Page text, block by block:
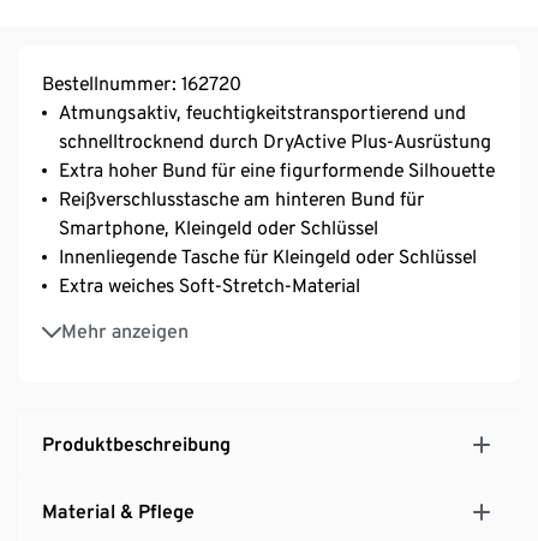
Bestellnummer: 162720
Atmungsaktiv, feuchtigkeitstransportierend und
schnelltrocknend durch DryActive Plus-Ausrüstung
Extra hoher Bund für eine figurformende Silhouette
Reißverschlusstasche am hinteren Bund für
Smartphone, Kleingeld oder Schlüssel
Innenliegende Tasche für Kleingeld oder Schlüssel
Extra weiches Soft-Stretch-Material
Mehr anzeigen
Mit farblich abgesetzten Nähten
Softes, elastisches Material mit der Faser Creora® –
Produktbeschreibung
Material & Pflege